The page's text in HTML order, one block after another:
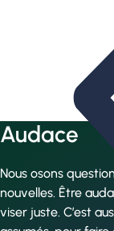
Audace
Nous osons
nouvelles. Être
viser juste. C’est